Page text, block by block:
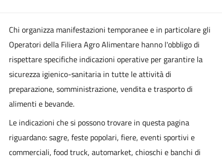
Chi organizza manifestazioni temporanee e in particolare gli
Operatori della Filiera Agro Alimentare hanno l'obbligo di
rispettare specifiche indicazioni operative per garantire la
sicurezza igienico-sanitaria in tutte le attività di
preparazione, somministrazione, vendita e trasporto di
alimenti e bevande.
Le indicazioni che si possono trovare in questa pagina
riguardano: sagre, feste popolari, fiere, eventi sportivi e
commerciali, food truck, automarket, chioschi e banchi di